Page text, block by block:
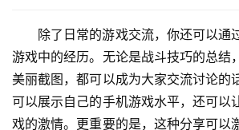
除了日常的游戏交流，你还可以通
游戏中的经历。无论是战斗技巧的总结
美丽截图，都可以成为大家交流讨论的
可以展示自己的手机游戏水平，还可以
戏的激情。更重要的是，这种分享可以